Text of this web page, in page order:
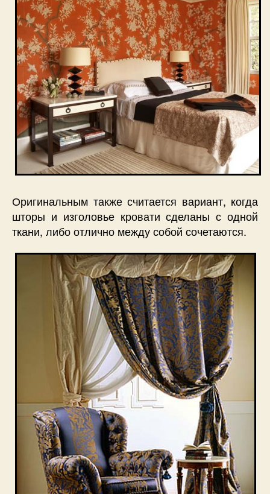
Оригинальным также считается вариант, когда
шторы и изголовье кровати сделаны с одной
ткани, либо отлично между собой сочетаются.